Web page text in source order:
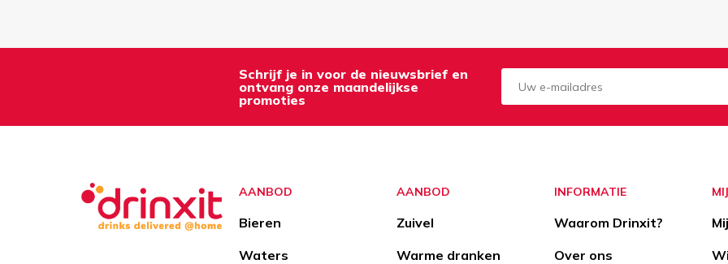
Schrijf je in voor de nieuwsbrief en
ontvang onze maandelijkse
promoties
AANBOD
Bieren
Waters
AANBOD
Zuivel
Warme dranken
INFORMATIE
Waarom Drinxit?
Over ons